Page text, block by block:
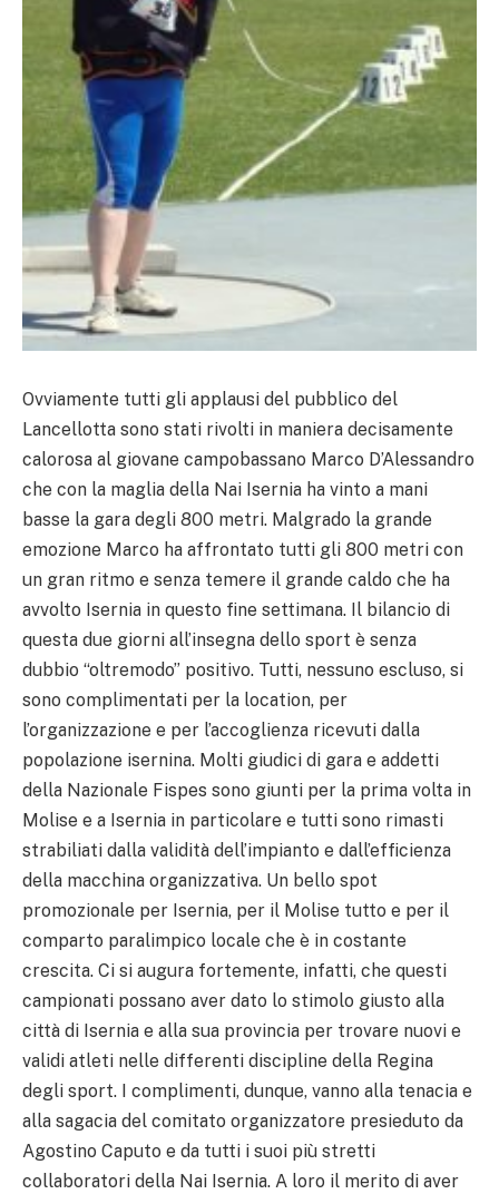
Ovviamente tutti gli applausi del pubblico del
Lancellotta sono stati rivolti in maniera decisamente
calorosa al giovane campobassano Marco D’Alessandro
che con la maglia della Nai Isernia ha vinto a mani
basse la gara degli 800 metri. Malgrado la grande
emozione Marco ha affrontato tutti gli 800 metri con
un gran ritmo e senza temere il grande caldo che ha
avvolto Isernia in questo fine settimana. Il bilancio di
questa due giorni all’insegna dello sport è senza
dubbio “oltremodo” positivo. Tutti, nessuno escluso, si
sono complimentati per la location, per
l’organizzazione e per l’accoglienza ricevuti dalla
popolazione isernina. Molti giudici di gara e addetti
della Nazionale Fispes sono giunti per la prima volta in
Molise e a Isernia in particolare e tutti sono rimasti
strabiliati dalla validità dell’impianto e dall’efficienza
della macchina organizzativa. Un bello spot
promozionale per Isernia, per il Molise tutto e per il
comparto paralimpico locale che è in costante
crescita. Ci si augura fortemente, infatti, che questi
campionati possano aver dato lo stimolo giusto alla
città di Isernia e alla sua provincia per trovare nuovi e
validi atleti nelle differenti discipline della Regina
degli sport. I complimenti, dunque, vanno alla tenacia e
alla sagacia del comitato organizzatore presieduto da
Agostino Caputo e da tutti i suoi più stretti
collaboratori della Nai Isernia. A loro il merito di aver